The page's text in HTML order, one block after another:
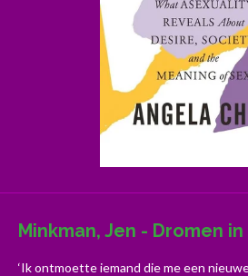
Minkman, Jen - Dromen
‘Ik ontmoette iemand die me een